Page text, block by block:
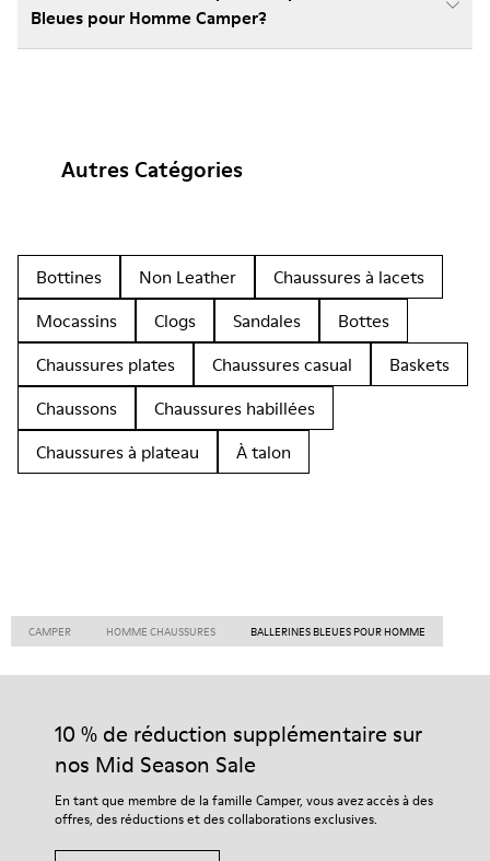
Bleues pour Homme Camper?
Autres Catégories
Bottines Non Leather
Chaussures à lacets
Mocassins
Clogs Sandales
Bottes
Chaussures plates
Chaussures casual
Baskets
Chaussons
Chaussures habillées
Chaussures à plateau
À talon
CAMPER HOMME CHAUSSURES BALLERINES BLEUES POUR HOMME
10 % de réduction supplémentaire sur
nos Mid Season Sale
En tant que membre de la famille Camper, vous avez accès à des
offres, des réductions et des collaborations exclusives.